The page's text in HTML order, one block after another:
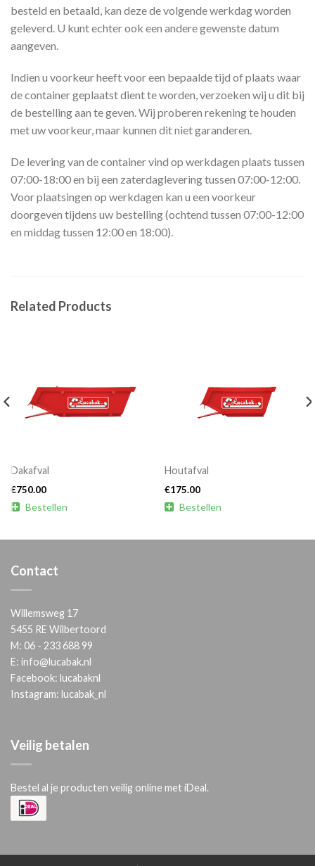
besteld en betaald, kan deze de volgende werkdag worden
geleverd. U kunt echter ook een andere gewenste datum
aangeven.
Indien u voorkeur heeft voor een bepaalde tijd of plaats waar
de container geplaatst dient te worden, verzoeken wij u dit bij
de bestelling aan te geven. Wij proberen rekening te houden
met uw voorkeur, maar kunnen dit niet garanderen.
De levering van de container vind op werkdagen plaats tussen
07:00-18:00 en bij een zaterdaglevering tussen 07:00-12:00.
Voor plaatsingen op werkdagen kan u een voorkeur
doorgeven tijdens uw bestelling (ochtend tussen 07:00-12:00
en middag tussen 12:00 en 18:00).
Related Products
Dakafval
€750.00
 Bestellen
Houtafval
€175.00
 Bestellen
Contact
Willemsweg 17
5455 RE Wilbertoord
M: 06 - 233 688 99
E: info@lucabak.nl
Facebook: lucabaknl
Instagram: lucabak_nl
Veilig betalen
Bestel al je producten veilig online met iDeal.